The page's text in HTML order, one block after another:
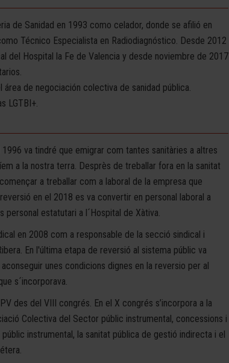
de Sanidad en 1993 como celador, donde se afilió en
Técnico Especialista en Radiodiagnóstico. Desde 2012
del Hospital la Fe de Valencia y desde noviembre de 2017
de negociación colectiva de sanidad pública.
LGTBI+.
va tindré que emigrar com tantes sanitàries a altres
a la nostra terra. Desprès de treballar fora en la sanitat
a treballar com a laboral de la empresa que
en el 2018 es va convertir en personal laboral a
estatutari a l´Hospital de Xàtiva.
en 2008 com a responsable de la secció sindical i
En l'última etapa de reversió al sistema públic va
unes condicions dignes en la reversio per al
s´incorporava.
des del VIII congrés. En el X congrés s’incorpora a la
Colectiva del Sector públic instrumental, concessions i
instrumental, la sanitat pública de gestió indirecta i el